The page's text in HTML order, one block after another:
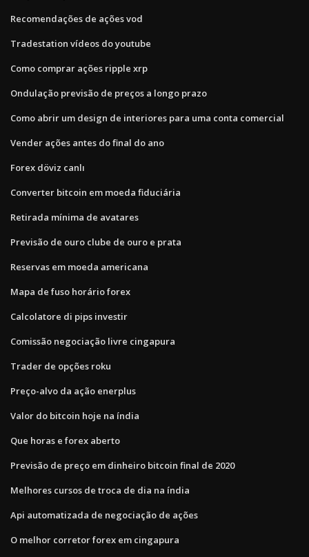
Recomendações de ações vod
Tradestation vídeos do youtube
Como comprar ações ripple xrp
Ondulação previsão de preços a longo prazo
Como abrir um design de interiores para uma conta comercial
Vender ações antes do final do ano
Forex döviz canlı
Converter bitcoin em moeda fiduciária
Retirada mínima de avatares
Previsão de ouro clube de ouro e prata
Reservas em moeda americana
Mapa de fuso horário forex
Calcolatore di pips investir
Comissão negociação livre cingapura
Trader de opções roku
Preço-alvo da ação enerplus
Valor do bitcoin hoje na índia
Que horas e forex aberto
Previsão de preço em dinheiro bitcoin final de 2020
Melhores cursos de troca de dia na índia
Api automatizada de negociação de ações
O melhor corretor forex em cingapura